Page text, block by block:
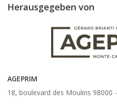
Herausgegeben von
AGEPRIM
18, boulevard des Moulins 98000 -